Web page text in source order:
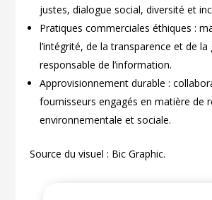
justes, dialogue social, diversité et
Pratiques commerciales éthiques :
l’intégrité, de la transparence et de la
responsable de l’information.
Approvisionnement durable :
fournisseurs engagés en matière de
environnementale et sociale.
Source du visuel : Bic Graphic.